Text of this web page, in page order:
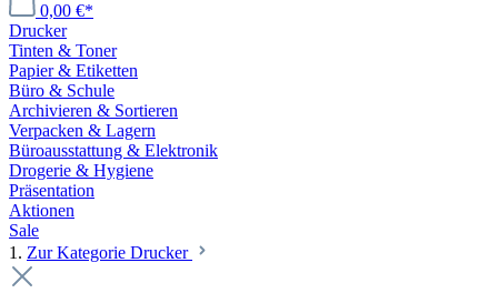
0,00 €*
Drucker
Tinten & Toner
Papier & Etiketten
Büro & Schule
Archivieren & Sortieren
Verpacken & Lagern
Büroausstattung & Elektronik
Drogerie & Hygiene
Präsentation
Aktionen
Sale
1. Zur Kategorie Drucker